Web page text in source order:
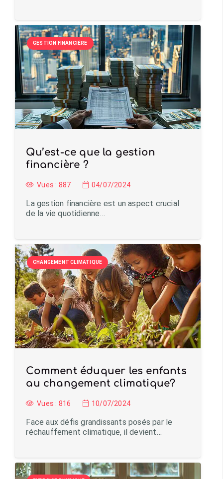
GESTION FINANCIÈRE
Qu’est-ce que la gestion
financière ?
Vues : 887 04/07/2024
La gestion financière est un aspect crucial
de la vie quotidienne…
CHANGEMENT CLIMATIQUE
Comment éduquer les enfants
au changement climatique?
Vues : 816 10/07/2024
Face aux défis grandissants posés par le
réchauffement climatique, il devient…